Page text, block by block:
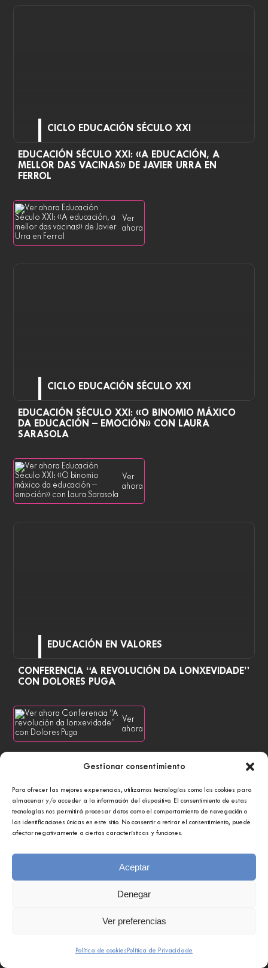
Gestionar consentimiento
Para ofrecer las mejores experiencias, utilizamos tecnologías como las cookies para
almacenar y/o acceder a la información del dispositivo. El consentimiento de estas
tecnologías nos permitirá procesar datos como el comportamiento de navegación o
las identificaciones únicas en este sitio. No consentir o retirar el consentimiento, puede
afectar negativamente a ciertas características y funciones.
Aceptar
Denegar
Ver preferencias
Política de cookies Política de Privacidade
CICLO EDUCACIÓN SÉCULO XXI
EDUCACIÓN SÉCULO XXI: «A EDUCACIÓN, A
MELLOR DAS VACINAS» DE JAVIER URRA EN
FERROL
Ver
ahora
CICLO EDUCACIÓN SÉCULO XXI
EDUCACIÓN SÉCULO XXI: «O BINOMIO MÁXICO
DA EDUCACIÓN – EMOCIÓN» CON LAURA
SARASOLA
Ver
ahora
EDUCACIÓN EN VALORES
CONFERENCIA “A REVOLUCIÓN DA LONXEVIDADE”
CON DOLORES PUGA
Ver
ahora
CONFERENCIAS E COLOQUIOS